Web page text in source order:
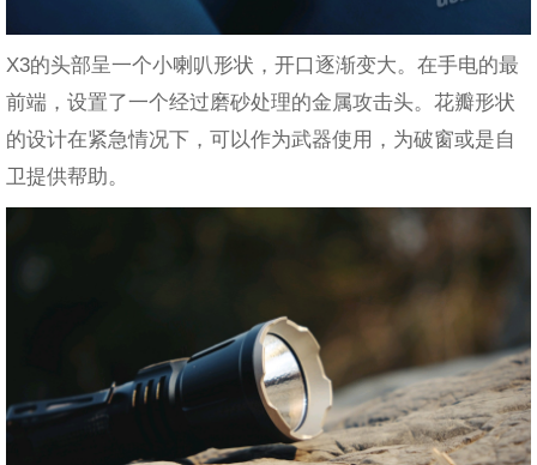
X3的头部呈一个小喇叭形状，开口逐渐变大。在手电的最
前端，设置了一个经过磨砂处理的金属攻击头。花瓣形状
的设计在紧急情况下，可以作为武器使用，为破窗或是自
卫提供帮助。